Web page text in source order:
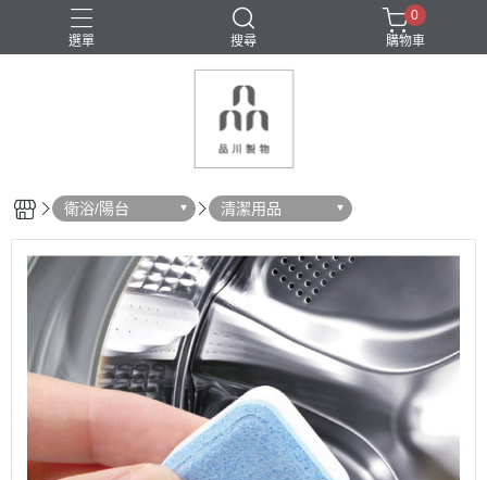
選單 搜尋
料理用具 清潔用具
0
購物車
衛浴/陽台 清潔用品